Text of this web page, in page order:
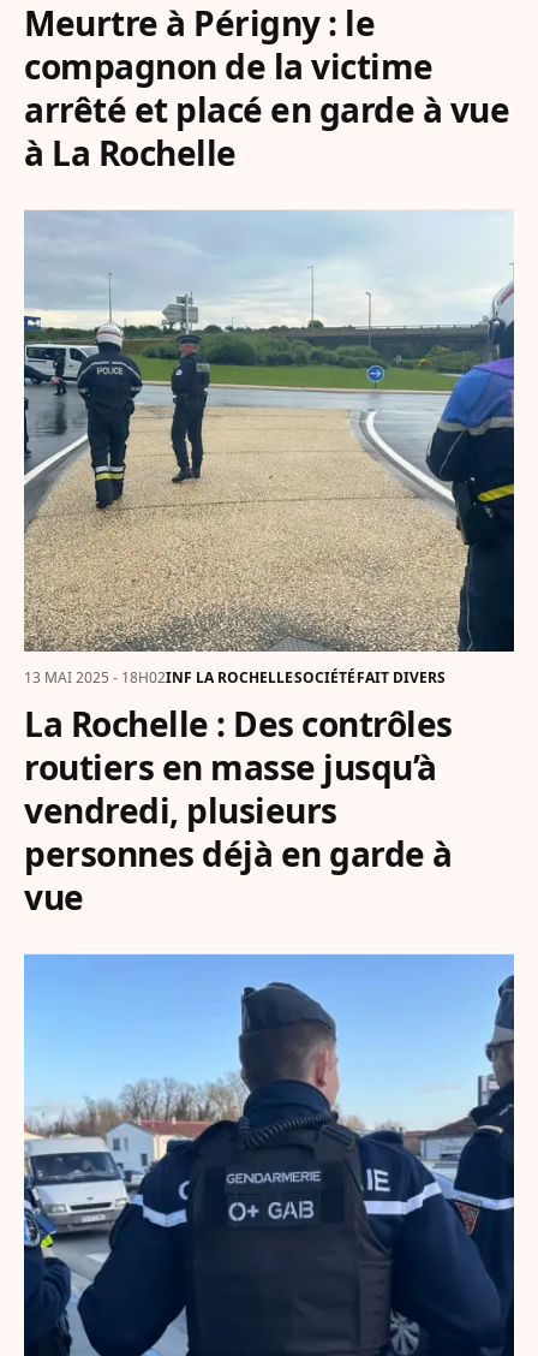
Meurtre à Périgny : le
compagnon de la victime
arrêté et placé en garde à vue
à La Rochelle
13 MAI 2025 - 18H02INF LA ROCHELLESOCIÉTÉFAIT DIVERS
La Rochelle : Des contrôles
routiers en masse jusqu’à
vendredi, plusieurs
personnes déjà en garde à
vue